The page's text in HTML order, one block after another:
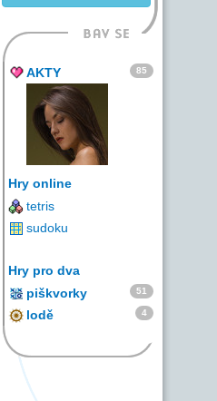
AKTY 85
Hry online
tetris
sudoku
Hry pro dva
piškvorky
51
lodě 4